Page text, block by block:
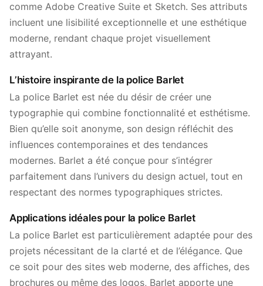
comme Adobe Creative Suite et Sketch. Ses attributs
incluent une lisibilité exceptionnelle et une esthétique
moderne, rendant chaque projet visuellement
attrayant.
L’histoire inspirante de la police Barlet
La police Barlet est née du désir de créer une
typographie qui combine fonctionnalité et esthétisme.
Bien qu’elle soit anonyme, son design réfléchit des
influences contemporaines et des tendances
modernes. Barlet a été conçue pour s’intégrer
parfaitement dans l’univers du design actuel, tout en
respectant des normes typographiques strictes.
Applications idéales pour la police Barlet
La police Barlet est particulièrement adaptée pour des
projets nécessitant de la clarté et de l’élégance. Que
ce soit pour des sites web moderne, des affiches, des
brochures ou même des logos, Barlet apporte une